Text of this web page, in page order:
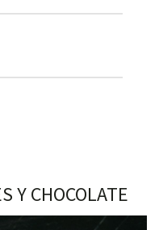
Y CHOCOLATE